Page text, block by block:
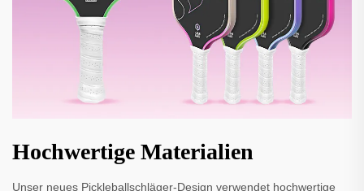
Hochwertige Materialien
Unser neues Pickleballschläger-Design verwendet hochwertige